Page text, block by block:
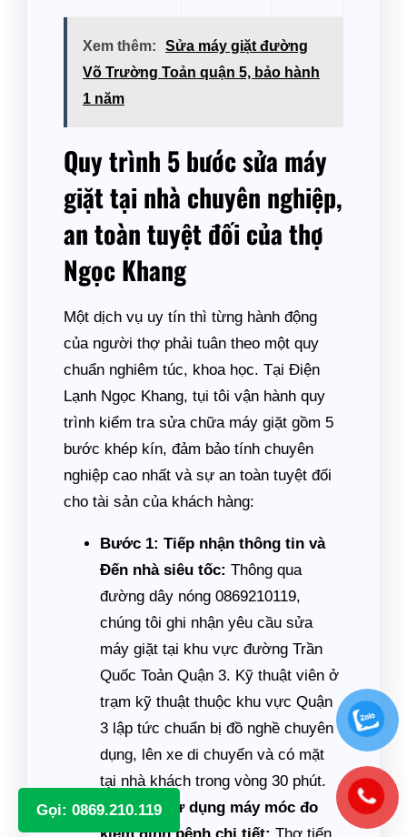
Gọi: 0869.210.119
Xem thêm:
Sửa máy giặt đường
Võ Trường Toản quận 5, bảo hành
1 năm
Quy trình 5 bước sửa máy
giặt tại nhà chuyên nghiệp,
an toàn tuyệt đối của thợ
Ngọc Khang
Một dịch vụ uy tín thì từng hành động
của người thợ phải tuân theo một quy
chuẩn nghiêm túc, khoa học. Tại Điện
Lạnh Ngọc Khang, tụi tôi vận hành quy
trình kiểm tra sửa chữa máy giặt gồm 5
bước khép kín, đảm bảo tính chuyên
nghiệp cao nhất và sự an toàn tuyệt đối
cho tài sản của khách hàng:
Bước 1: Tiếp nhận thông tin và
Đến nhà siêu tốc: Thông qua
đường dây nóng 0869210119,
chúng tôi ghi nhận yêu cầu sửa
máy giặt tại khu vực đường Trần
Quốc Toản Quận 3. Kỹ thuật viên ở
trạm kỹ thuật thuộc khu vực Quận
3 lập tức chuẩn bị đồ nghề chuyên
dụng, lên xe di chuyển và có mặt
tại nhà khách trong vòng 30 phút.
Bước 2: Sử dụng máy móc đo